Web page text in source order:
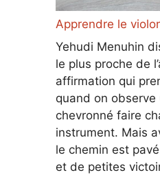
Apprendre le
Yehudi Menuhin
le plus proche de
affirmation qui
quand on observe
chevronné faire
instrument. Mais
le chemin est
et de petites